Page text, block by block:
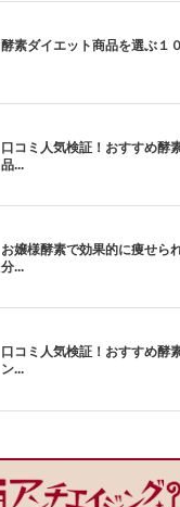
酵素ダイエット商品を選ぶ１
口コミ人気検証！おすすめ酵
品...
お嬢様酵素で効果的に痩せら
分...
口コミ人気検証！おすすめ酵
ン...